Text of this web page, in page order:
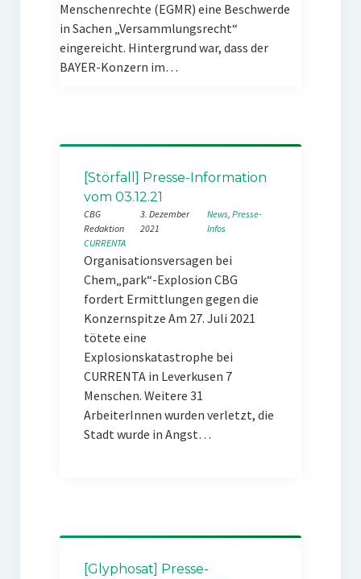
Menschenrechte (EGMR) eine Beschwerde
in Sachen „Versammlungsrecht“
eingereicht. Hintergrund war, dass der
BAYER-Konzern im…
[Störfall] Presse-Information
vom 03.12.21
CBG
Redaktion
3. Dezember
2021
News, Presse-
Infos
CURRENTA
Organisationsversagen bei
Chem„park“-Explosion CBG
fordert Ermittlungen gegen die
Konzernspitze Am 27. Juli 2021
tötete eine
Explosionskatastrophe bei
CURRENTA in Leverkusen 7
Menschen. Weitere 31
ArbeiterInnen wurden verletzt, die
Stadt wurde in Angst…
[Glyphosat] Presse-